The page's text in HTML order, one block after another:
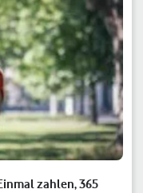
zahlen, 365